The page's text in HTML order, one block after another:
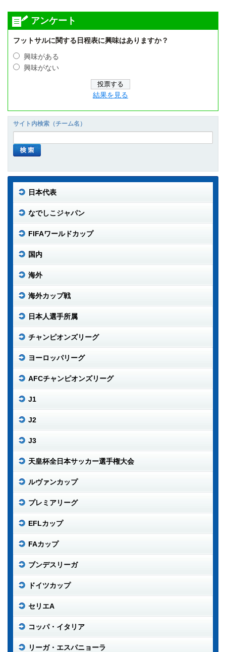
アンケート
フットサルに関する日程表に興味はありますか？
興味がある
興味がない
結果を見る
サイト内検索（チーム名）
日本代表
なでしこジャパン
FIFAワールドカップ
国内
海外
海外カップ戦
日本人選手所属
チャンピオンズリーグ
ヨーロッパリーグ
AFCチャンピオンズリーグ
J1
J2
J3
天皇杯全日本サッカー選手権大会
ルヴァンカップ
プレミアリーグ
EFLカップ
FAカップ
ブンデスリーガ
ドイツカップ
セリエA
コッパ・イタリア
リーガ・エスパニョーラ